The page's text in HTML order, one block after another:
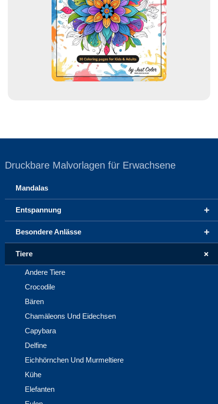
Druckbare Malvorlagen für Erwachsene
Mandalas
+
Entspannung
+
Besondere Anlässe
+
Tiere
Andere Tiere
Crocodile
Bären
Chamäleons Und Eidechsen
Capybara
Delfine
Eichhörnchen Und Murmeltiere
Kühe
Elefanten